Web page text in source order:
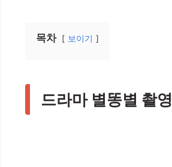
목차 보이기
드라마 별똥별 촬